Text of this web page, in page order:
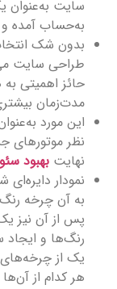
سایت به‌عنوان
به‌حساب آمده و
بدون شک
طراحی سایت
حائز اهمیتی به
مدت‌زمان
این مورد
نظر
نهایت بهبود
نمودار
به آن چرخه
پس از آن نیز
رنگ‌ها و ایجاد
هر کدام از